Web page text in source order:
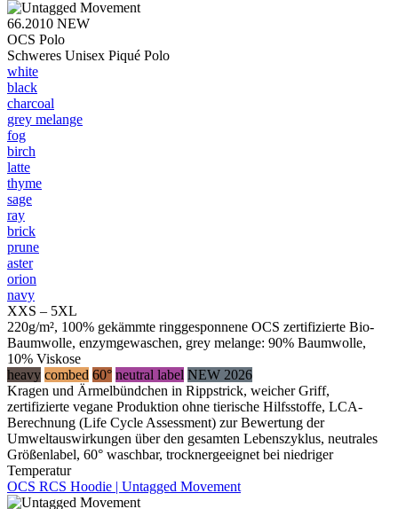
66.2010 NEW
OCS Polo
Schweres Unisex Piqué Polo
white
black
charcoal
grey melange
fog
birch
latte
thyme
sage
ray
brick
prune
aster
orion
navy
XXS – 5XL
220g/m², 100% gekämmte ringgesponnene OCS zertifizierte Bio-
Baumwolle, enzymgewaschen, grey melange: 90% Baumwolle,
10% Viskose
heavy combed 60° neutral label NEW 2026
Kragen und Ärmelbündchen in Rippstrick, weicher Griff,
zertifizierte vegane Produktion ohne tierische Hilfsstoffe, LCA-
Berechnung (Life Cycle Assessment) zur Bewertung der
Umweltauswirkungen über den gesamten Lebenszyklus, neutrales
Größenlabel, 60° waschbar, trocknergeeignet bei niedriger
Temperatur
OCS RCS Hoodie | Untagged Movement